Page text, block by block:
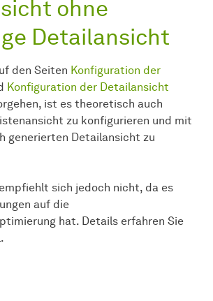
ohne
Detailansicht
den Seiten Konfiguration der
Konfiguration der Detailansicht
ist es theoretisch auch
zu konfigurieren und mit
generierten Detailansicht zu
sich jedoch nicht, da es
auf die
hat. Details erfahren Sie